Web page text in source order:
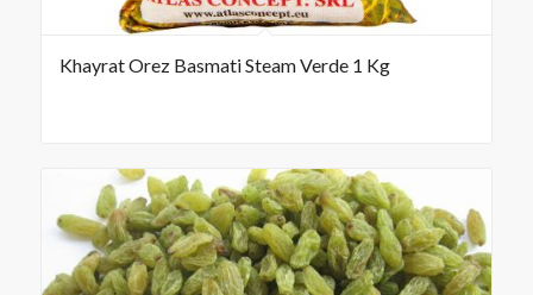
Khayrat Orez Basmati Steam Verde 1 Kg